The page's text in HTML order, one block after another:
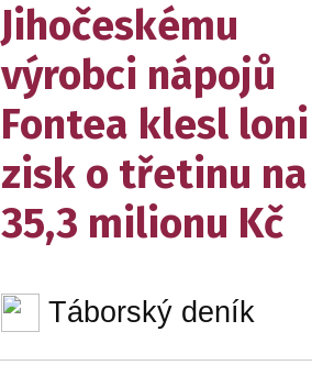
Jihočeskému
výrobci nápojů
Fontea klesl loni
zisk o třetinu na
35,3 milionu Kč
Táborský deník